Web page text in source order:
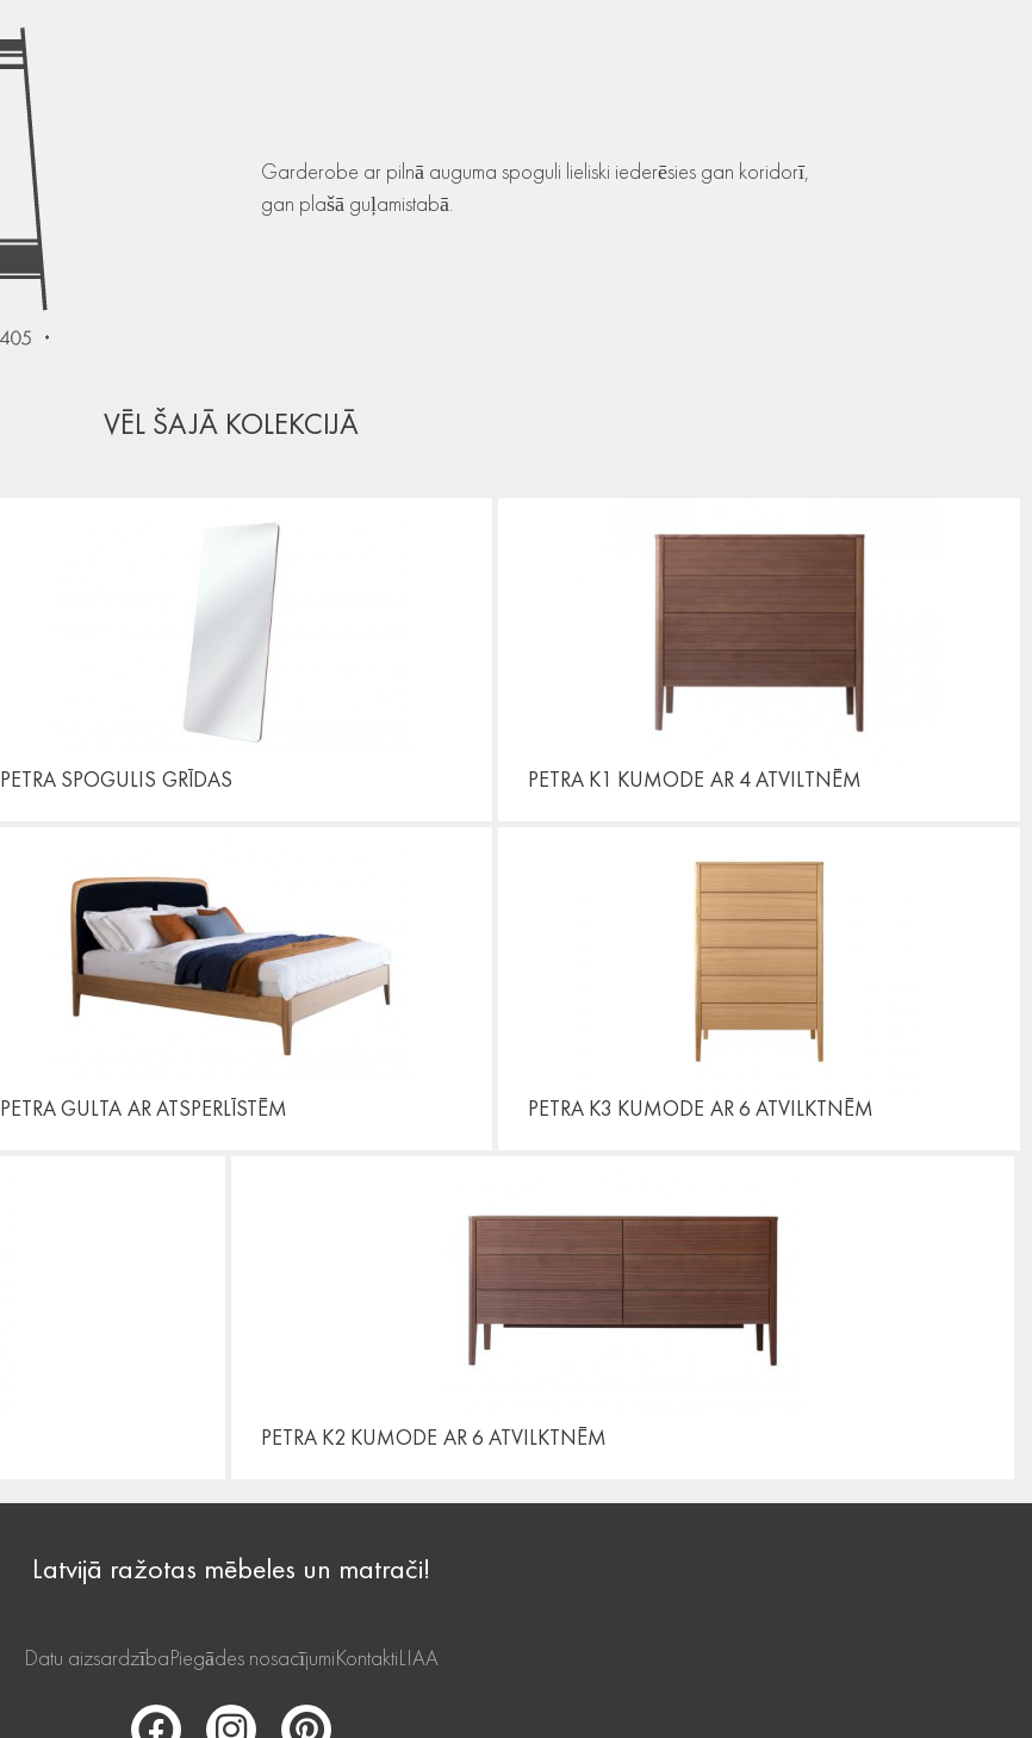
Garderobe ar pilnā auguma spoguli lieliski iederēsies gan koridorī,
gan plašā guļamistabā.
VĒL ŠAJĀ KOLEKCIJĀ
PETRA SPOGULIS GRĪDAS PETRA K1 KUMODE AR 4 ATVILTNĒM
PETRA GULTA AR ATSPERLĪSTĒM PETRA K3 KUMODE AR 6 ATVILKTNĒM
PETRA K2 KUMODE AR 6 ATVILKTNĒM
Latvijā ražotas mēbeles un matrači!
Datu aizsardzībaPiegādes nosacījumiKontaktiLIAA